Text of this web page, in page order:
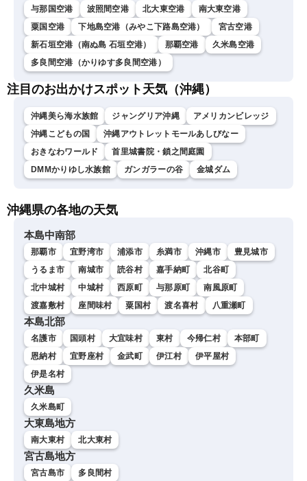
与那国空港 波照間空港 北大東空港
南大東空港
粟国空港
下地島空港（みやこ下路島空港）
宮古空港
新石垣空港（南ぬ島 石垣空港）
那覇空港
久米島空港
多良間空港（かりゆす多良間空港）
注目のお出かけスポット天気（沖縄）
沖縄美ら海水族館 ジャングリア沖縄
アメリカンビレッジ
沖縄こどもの国
沖縄アウトレットモールあしびなー
おきなわワールド
首里城書院・鎖之間庭園
DMMかりゆし水族館
ガンガラーの谷 金城ダム
沖縄県の各地の天気
本島中南部
那覇市 宜野湾市 浦添市 糸満市 沖縄市
豊見城市
うるま市
南城市 読谷村 嘉手納町
北谷町
北中城村
中城村 西原町 与那原町
南風原町
渡嘉敷村
座間味村 粟国村 渡名喜村 八重瀬町
本島北部
名護市 国頭村 大宜味村 東村 今帰仁村
本部町
恩納村
宜野座村 金武町 伊江村
伊平屋村
伊是名村
久米島
久米島町
大東島地方
南大東村 北大東村
宮古島地方
宮古島市 多良間村